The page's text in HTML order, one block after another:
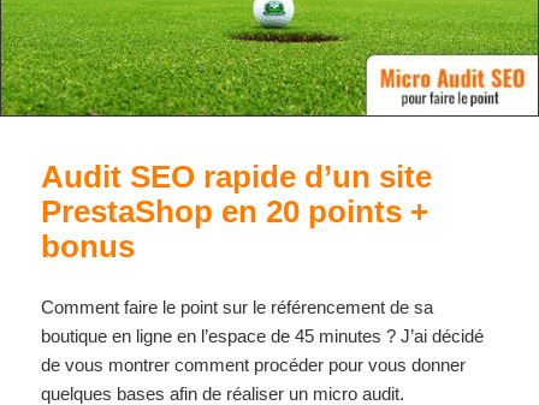
Audit SEO rapide d’un site
PrestaShop en 20 points +
bonus
Comment faire le point sur le référencement de sa
boutique en ligne en l’espace de 45 minutes ? J’ai décidé
de vous montrer comment procéder pour vous donner
quelques bases afin de réaliser un micro audit.